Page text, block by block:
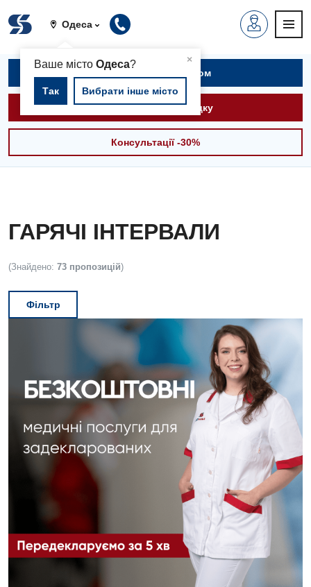
Одеса
×
Ваше містоОдеса?
Так Вибрати інше місто
Записатися на прийом
Викликати швидку
Консультації -30%
ГАРЯЧІ ІНТЕРВАЛИ
(Знайдено: 73 пропозицій)
Фільтр